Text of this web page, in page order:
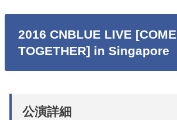
2016 CNBLUE LIVE [COME
TOGETHER] in Singapore
公演詳細